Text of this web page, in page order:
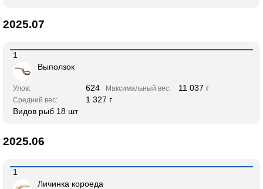
2025.07
1
Выползок
Улов: 624 Максимальный вес: 11 037 г
Средний вес:
1 327 г
Видов рыб 18 шт
2025.06
1
Личинка короеда